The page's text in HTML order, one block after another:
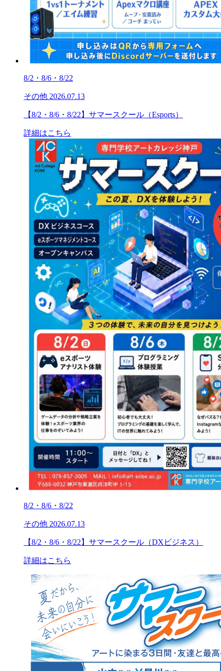
8/2・8/6・8/22
その他 2026.07.13
【8/2・8/6・8/22】サマースクール（Esports）
詳細はこちら
8/2・8/6・8/22
その他 2026.07.13
【8/2・8/6・8/22】サマースクール（DXビジネス）
詳細はこちら